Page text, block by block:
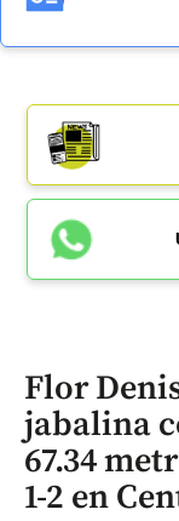
Flor
jabalina
67.34
1-2 en